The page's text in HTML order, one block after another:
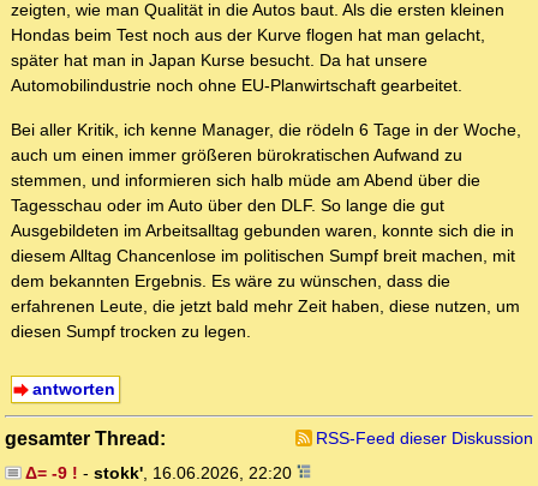
zeigten, wie man Qualität in die Autos baut. Als die ersten kleinen
Hondas beim Test noch aus der Kurve flogen hat man gelacht,
später hat man in Japan Kurse besucht. Da hat unsere
Automobilindustrie noch ohne EU-Planwirtschaft gearbeitet.
Bei aller Kritik, ich kenne Manager, die rödeln 6 Tage in der Woche,
auch um einen immer größeren bürokratischen Aufwand zu
stemmen, und informieren sich halb müde am Abend über die
Tagesschau oder im Auto über den DLF. So lange die gut
Ausgebildeten im Arbeitsalltag gebunden waren, konnte sich die in
diesem Alltag Chancenlose im politischen Sumpf breit machen, mit
dem bekannten Ergebnis. Es wäre zu wünschen, dass die
erfahrenen Leute, die jetzt bald mehr Zeit haben, diese nutzen, um
diesen Sumpf trocken zu legen.
antworten
gesamter Thread:
RSS-Feed dieser Diskussion
Δ= -9 ! - stokk', 16.06.2026, 22:20